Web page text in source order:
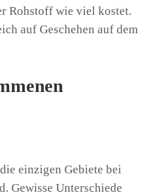
Rohstoff wie viel kostet.
auf Geschehen auf dem
einzigen Gebiete bei
Gewisse Unterschiede